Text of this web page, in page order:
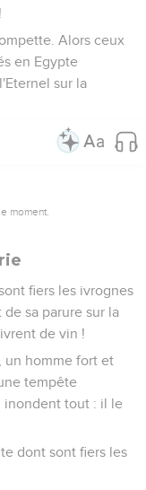
Alors ceux
en Egypte
sur la
moment.
fiers les ivrognes
sa parure sur la
de vin !
un homme fort et
tempête
inondent tout : il le
dont sont fiers les